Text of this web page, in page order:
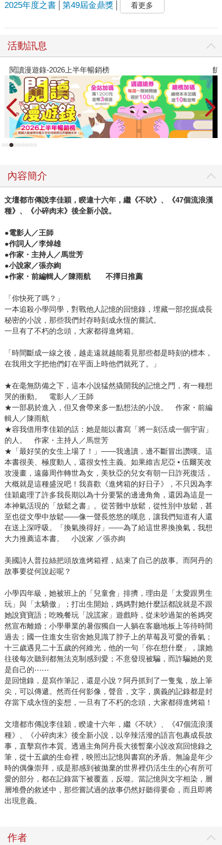
2025年度之書 第49屆金鼎獎 看更多
活動訊息
閱讀漫遊錄-2026上半年暢銷榜 飢
內容簡介
文壇都市傳說李佳穎，睽違十六年，繼《不吠》、《47個流浪漢
種》、《小碎肉末》後全新小說。
●電影人／王師
●作詞人／李焯雄
●作家・主持人／馬世芳
●小說家／張亦絢
●作家・前編輯人／陳雨航 不擇日推薦
「你快死了嗎？」
一本追殺小學同學，對戰他人記憶的回憶錄，埋藏一部挖掘成長
秘密的小說，那些我們封存時刻成永恆的嘗試。
一旦有了不朽的念頭，大家都得進烤箱。
「時間斷成一線之後，越走遠就越能看見那些都是時刻的標本，
在我用文字把他們釘在平面上時他們就死了。」
★在毫無防備之下，這本小說猛然撬開我的記憶之門，有一種想
哭的衝動。 電影人／王師
★一部易於進入，但又會帶來多一點想法的小說。 作家・前編
輯人／陳雨航
★容我借用李佳穎的話：她是能以書寫「將一刻活成一個宇宙」
的人。 作家・主持人／馬世芳
★「最好笑的女生上場了！」——我邊讀，邊不斷冒出讚嘆。這
本書很美、極度動人，還很女性主義。如果維吉尼亞 • 伍爾芙改
攻漫畫，遠藤周作轉世為女，美狄亞的兒女有朝一日詐死復活，
大概就是這種盛況吧！我喜歡《進烤箱的好日子》，不只因為李
佳穎處理了許多我長期以為十分要緊的邊邊角角，還因為這是一
本神氣活現的「放鬆之書」。從苦難中放鬆，從性別中放鬆，甚
至也從文學中放鬆——像一聲長悠悠的嘆息，讓我們知道有人還
在送上深呼吸。「換氣換得好」——為了給這世界換換氣，我想
大力推薦這本書。 小說家 ／張亦絢
美國詩人普拉絲把頭放進烤箱裡，結束了自己的故事。而阿丹的
故事要從何說起呢？
小學四年級，她被班上的「兒童會」排擠，理由是「太愛跟男生
玩」與「太驕傲」；打出生開始，媽媽對她什麼話都說就是不跟
她說寶寶語；吃晚餐玩「說謊家」遊戲時，從未吵過架的爸媽突
然宣布離婚；小學畢業的暑假獨自一人躺在客廳地板上等待時間
過去；國一住進女生宿舍她見識了脖子上的草莓及可愛的香氣；
十三歲遇見二十五歲的何維光，他的一句「你在想什麼」，讓她
往後每次聽到都無法克制感到愛；不意發現被騙，而詐騙她的竟
是自己的⋯⋯
是回憶錄，是寫作筆記，還是小說？阿丹抓到了一隻鬼，放上筆
尖，可以傳遞。然而任何影像，聲音，文字，廣義的記錄都是封
存當下成永恆的妄想，一旦有了不朽的念頭，大家都得進烤箱！
文壇都市傳說李佳穎，睽違十六年，繼《不吠》、《47個流浪漢
種》、《小碎肉末》後全新小說，以辛辣活潑的語言包裹成長故
事，直擊寫作本質。透過主角阿丹長大後暫棄小說改寫回憶錄之
筆，從十五歲的生命裡，映照出記憶與書寫的矛盾。無論是年少
時的偶像崇拜，或是那感到被拋棄的世界裡仍活生生的心有所可
愛的部分，都在記錄當下被覆蓋，反噬。當記憶與文字相染，層
層堆疊的敘述中，那些嘗試過的故事仍然好聽得要命，而且即將
出現意義。
作者